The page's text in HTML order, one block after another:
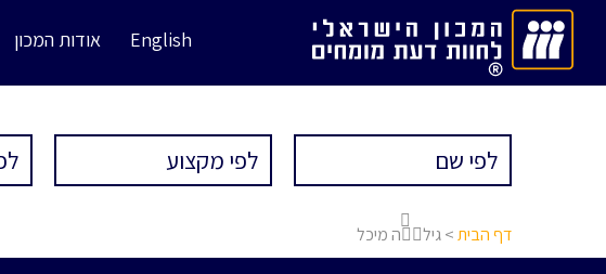
English אודות המכון
דף הבית> גילֹה מיכל